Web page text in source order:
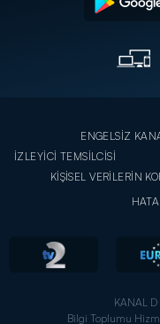
ENGELSİZ
İZLEYİCİ TEMSİLCİSİ
KİŞİSEL VERİLERİN
KANAL D
Bilgi Toplumu